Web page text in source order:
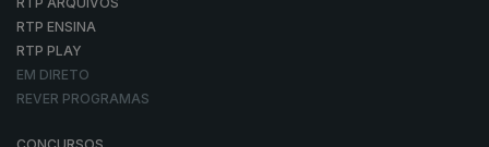
RTP ENSINA
RTP PLAY
EM DIRETO
REVER PROGRAMAS